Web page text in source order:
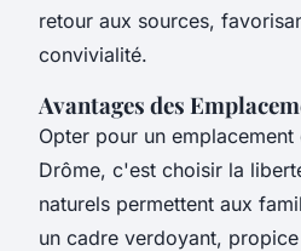
retour aux sources,
convivialité.
Avantages des
Opter pour un emplacement
Drôme, c'est choisir la
naturels permettent aux
un cadre verdoyant,